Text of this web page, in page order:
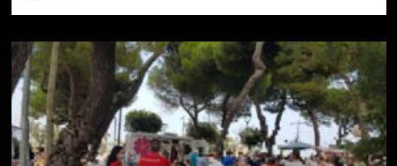
su
messa
sicurezza
di
via
Celommi.